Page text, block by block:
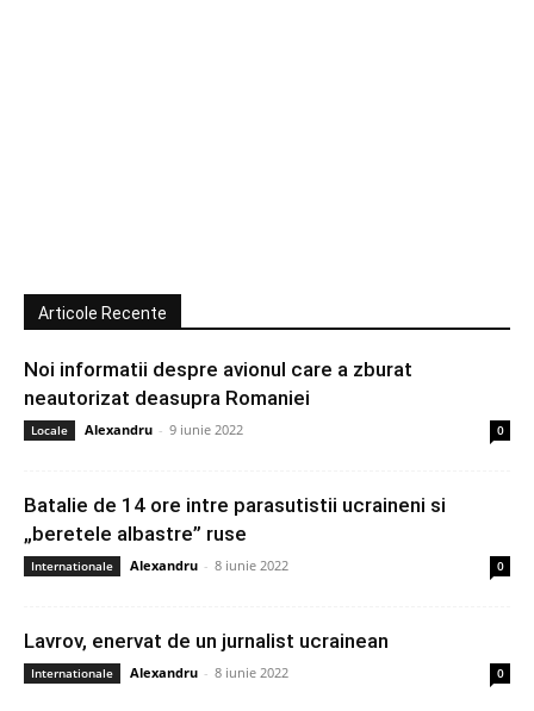
Articole Recente
Noi informatii despre avionul care a zburat
neautorizat deasupra Romaniei
Locale Alexandru - 9 iunie 2022 0
Batalie de 14 ore intre parasutistii ucraineni si
„beretele albastre” ruse
Internationale Alexandru - 8 iunie 2022 0
Lavrov, enervat de un jurnalist ucrainean
Internationale Alexandru - 8 iunie 2022 0